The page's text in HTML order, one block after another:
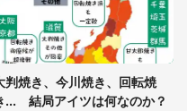
の野菜〟に6.5万人戦慄
線で大パニック。隣席の青
お願いしたら...」 体験談に
判焼き、今川焼き、回転焼
... 結局アイツは何なのか？